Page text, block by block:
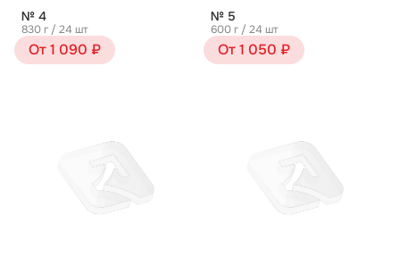
№ 4
830 г / 24 шт
От 1 090 ₽
№ 5
600 г / 24 шт
От 1 050 ₽